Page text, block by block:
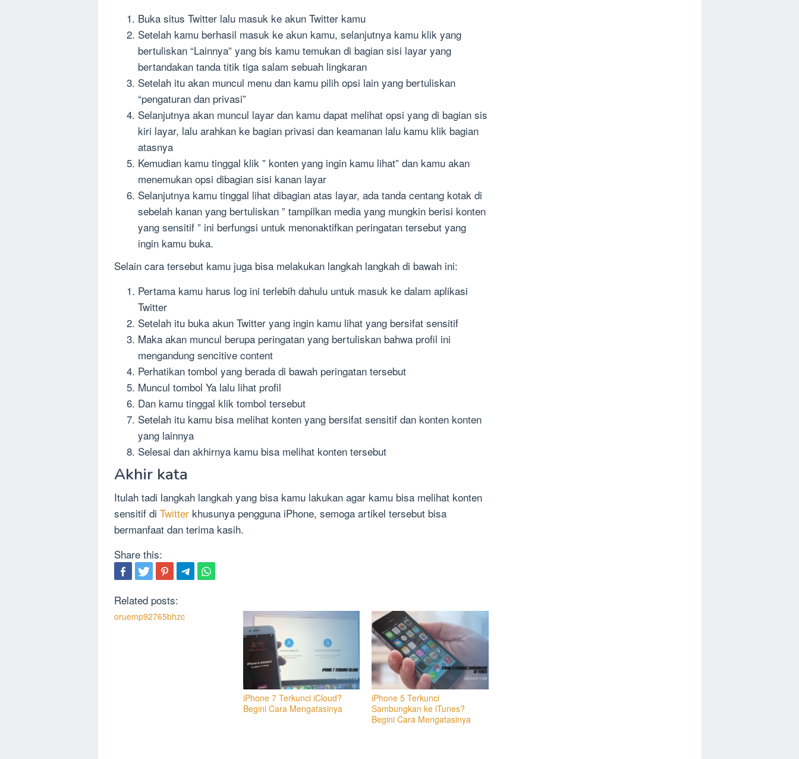
Buka situs Twitter lalu masuk ke akun Twitter kamu
Setelah kamu berhasil masuk ke akun kamu, selanjutnya kamu klik yang
bertuliskan “Lainnya” yang bis kamu temukan di bagian sisi layar yang
bertandakan tanda titik tiga salam sebuah lingkaran
Setelah itu akan muncul menu dan kamu pilih opsi lain yang bertuliskan
“pengaturan dan privasi”
Selanjutnya akan muncul layar dan kamu dapat melihat opsi yang di bagian sis
kiri layar, lalu arahkan ke bagian privasi dan keamanan lalu kamu klik bagian
atasnya
Kemudian kamu tinggal klik ” konten yang ingin kamu lihat” dan kamu akan
menemukan opsi dibagian sisi kanan layar
Selanjutnya kamu tinggal lihat dibagian atas layar, ada tanda centang kotak di
sebelah kanan yang bertuliskan ” tampilkan media yang mungkin berisi konten
yang sensitif ” ini berfungsi untuk menonaktifkan peringatan tersebut yang
ingin kamu buka.
Selain cara tersebut kamu juga bisa melakukan langkah langkah di bawah ini:
Pertama kamu harus log ini terlebih dahulu untuk masuk ke dalam aplikasi
Twitter
Setelah itu buka akun Twitter yang ingin kamu lihat yang bersifat sensitif
Maka akan muncul berupa peringatan yang bertuliskan bahwa profil ini
mengandung sencitive content
Perhatikan tombol yang berada di bawah peringatan tersebut
Muncul tombol Ya lalu lihat profil
Dan kamu tinggal klik tombol tersebut
Setelah itu kamu bisa melihat konten yang bersifat sensitif dan konten konten
yang lainnya
Selesai dan akhirnya kamu bisa melihat konten tersebut
Akhir kata
Itulah tadi langkah langkah yang bisa kamu lakukan agar kamu bisa melihat konten
sensitif di Twitter khusunya pengguna iPhone, semoga artikel tersebut bisa
bermanfaat dan terima kasih.
Share this:
Related posts:
oruemp92765bhzc
iPhone 7 Terkunci iCloud?
Begini Cara Mengatasinya
iPhone 5 Terkunci
Sambungkan ke iTunes?
Begini Cara Mengatasinya